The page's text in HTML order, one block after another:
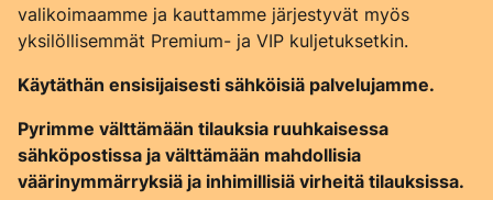
valikoimaamme ja kauttamme järjestyvät myös
yksilöllisemmät Premium- ja VIP kuljetuksetkin.
Käytäthän ensisijaisesti sähköisiä palvelujamme.
Pyrimme välttämään tilauksia ruuhkaisessa
sähköpostissa ja välttämään mahdollisia
väärinymmärryksiä ja inhimillisiä virheitä tilauksissa.